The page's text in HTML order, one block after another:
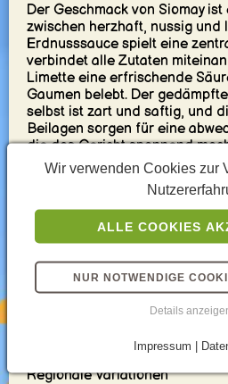
Der Geschmack von Siomay
zwischen herzhaft, nussig und
Erdnusssauce spielt eine
verbindet alle Zutaten
Limette eine erfrischende
Gaumen belebt. Der
selbst ist zart und saftig, und
Beilagen sorgen für eine
die das Gericht spannend
Siomay auf den Straßen
In Indonesien ist Siomay ein
den Straßen von mobilen
Ständen angeboten wird. Es
und befriedigendes Gericht,
in der Mittagspause oder als
zwischendurch genossen wird.
normalerweise in
unterwegs eignet.
Regionale Variationen
Wir verwenden Cookies zur
ALLE COOKIES
NUR NOTWENDIGE
Details
Impressum |